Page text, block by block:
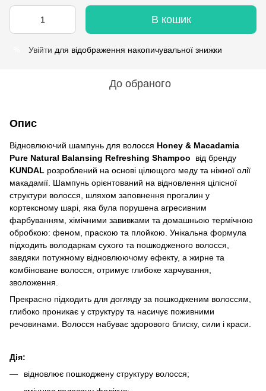
В кошик
Увійти для відображення накопичувальної знижки
До обраного
Опис
Відновлюючий шампунь для волосся Honey & Macadamia
Pure Natural Balansing Refreshing Shampoo від бренду
KUNDAL розроблений на основі цілющого меду та ніжної олії
макадамії. Шампунь орієнтований на відновлення цілісної
структури волосся, шляхом заповнення прогалин у
кортексному шарі, яка була порушена агресивним
фарбуванням, хімічними завивками та домашньою термічною
обробкою: феном, праскою та плойкою. Унікальна формула
підходить володаркам сухого та пошкодженого волосся,
завдяки потужному відновлюючому ефекту, а жирне та
комбіноване волосся, отримує глибоке харчування,
зволоження.
Прекрасно підходить для догляду за пошкодженим волоссям,
глибоко проникає у структуру та насичує поживними
речовинами. Волосся набуває здорового блиску, сили і краси.
Дія:
відновлює пошкоджену структуру волосся;